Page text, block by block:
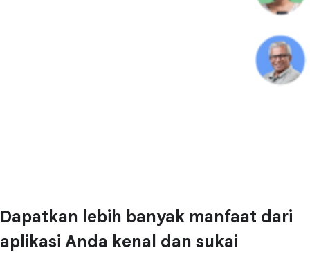
Dapatkan lebih banyak manfaat dari
aplikasi Anda kenal dan sukai